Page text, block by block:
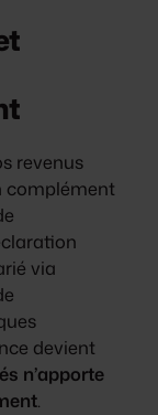
revenus
complément
via
devient
n’apporte
.